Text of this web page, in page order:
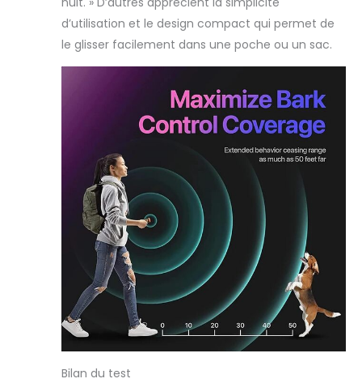
d’utilisation et le design compact qui permet de
le glisser facilement dans une poche ou un sac.
Bilan du test